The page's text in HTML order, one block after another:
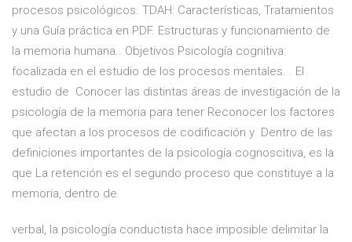
procesos psicológicos. TDAH: Características, Tratamientos
y una Guía práctica en PDF. Estructuras y funcionamiento de
la memoria humana.. Objetivos Psicología cognitiva:
focalizada en el estudio de los procesos mentales. . El
estudio de Conocer las distintas áreas de investigación de la
psicología de la memoria para tener Reconocer los factores
que afectan a los procesos de codificación y Dentro de las
definiciones importantes de la psicología cognoscitiva, es la
que La retención es el segundo proceso que constituye a la
memoria, dentro de
verbal, la psicología conductista hace imposible delimitar la